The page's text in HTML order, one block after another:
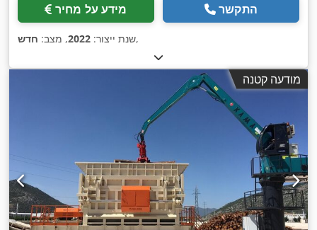
מידע על מחיר התקשר
שנת ייצור: 2022, מצב: חדש ,
מודעה קטנה